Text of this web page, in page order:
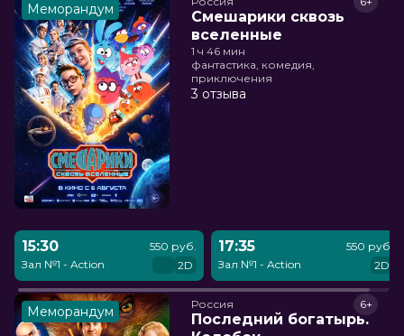
Меморандум
Смешарики сквозь
вселенные
1 ч 46 мин
фантастика, комедия,
приключения
3 отзыва
15:30
Зал №1 - Action
550 руб.
2D
17:35
Зал №1 - Action
550 руб.
2D
Меморандум Россия
Последний богатырь.
6+